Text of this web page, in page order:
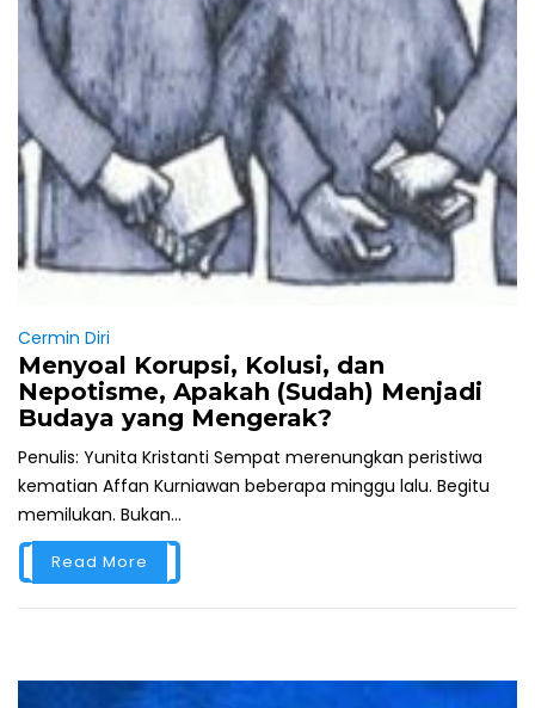
Cermin Diri
Menyoal Korupsi, Kolusi, dan
Nepotisme, Apakah (Sudah) Menjadi
Budaya yang Mengerak?
Penulis: Yunita Kristanti Sempat merenungkan peristiwa
kematian Affan Kurniawan beberapa minggu lalu. Begitu
memilukan. Bukan...
Read More